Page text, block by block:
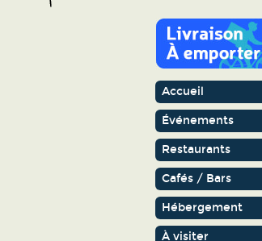
Accueil
Événements
Restaurants
Cafés / Bars
Hébergement
À visiter